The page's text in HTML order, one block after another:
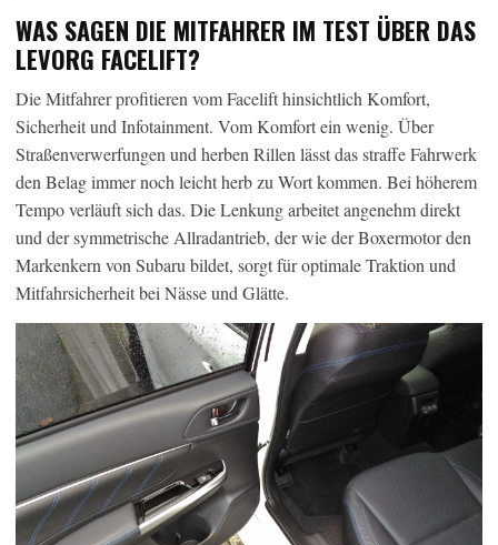
WAS SAGEN DIE MITFAHRER IM TEST ÜBER DAS
LEVORG FACELIFT?
Die Mitfahrer profitieren vom Facelift hinsichtlich Komfort,
Sicherheit und Infotainment. Vom Komfort ein wenig. Über
Straßenverwerfungen und herben Rillen lässt das straffe Fahrwerk
den Belag immer noch leicht herb zu Wort kommen. Bei höherem
Tempo verläuft sich das. Die Lenkung arbeitet angenehm direkt
und der symmetrische Allradantrieb, der wie der Boxermotor den
Markenkern von Subaru bildet, sorgt für optimale Traktion und
Mitfahrsicherheit bei Nässe und Glätte.